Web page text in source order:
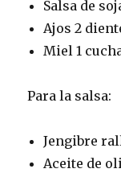
Salsa de
Ajos 2
Miel 1
Para la salsa:
Jengibre
Aceite de